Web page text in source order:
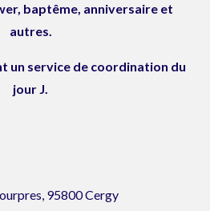
baptême, anniversaire et
autres.
un service de coordination du
jour J.
95800 Cergy